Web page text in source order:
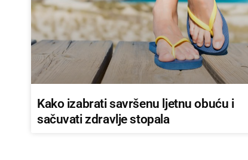
Kako izabrati savršenu ljetnu obuću i
sačuvati zdravlje stopala